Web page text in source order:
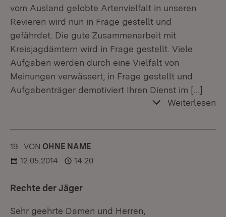
vom Ausland gelobte Artenvielfalt in unseren
Revieren wird nun in Frage gestellt und
gefährdet. Die gute Zusammenarbeit mit
Kreisjagdämtern wird in Frage gestellt. Viele
Aufgaben werden durch eine Vielfalt von
Meinungen verwässert, in Frage gestellt und
Aufgabenträger demotiviert Ihren Dienst im […]
Weiterlesen
19. KOMMENTAR
VON :OHNE NAME
12.05.2014
14:20
Rechte der Jäger
Sehr geehrte Damen und Herren,